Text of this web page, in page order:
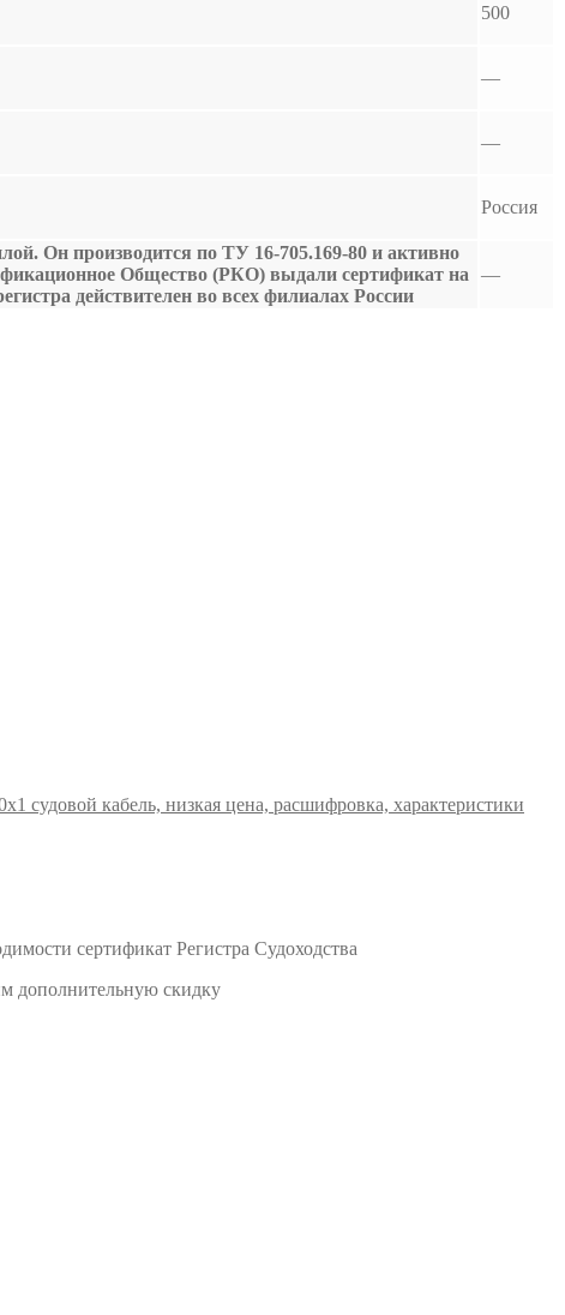
500
—
—
Россия
Он производится по ТУ 16-705.169-80 и активно
Общество (РКО) выдали сертификат на
действителен во всех филиалах России
—
сертификат Регистра Судоходства
дополнительную скидку